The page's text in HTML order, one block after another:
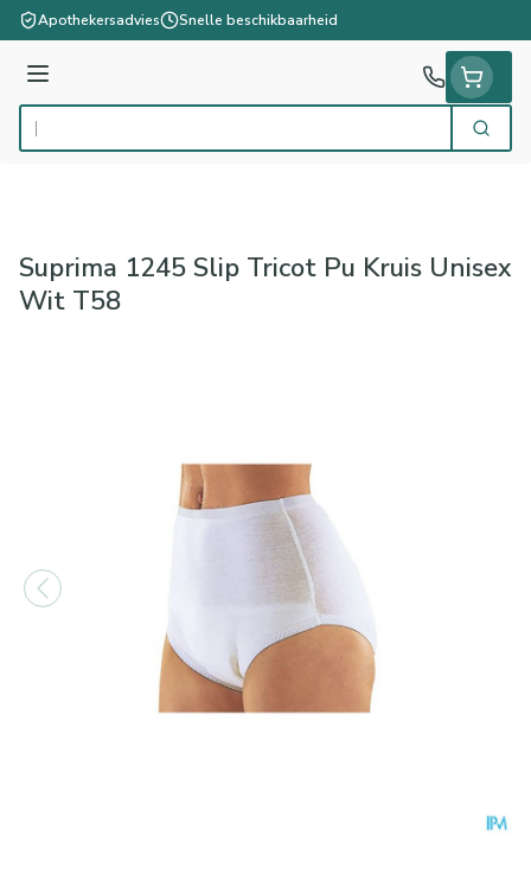
Ga naar de inhoud
Apothekersadvies Snelle beschikbaarheid
Menu
Product, merk, categorie... Zoek
Suprima 1245 Slip Tricot Pu Kruis Unisex
Wit T58